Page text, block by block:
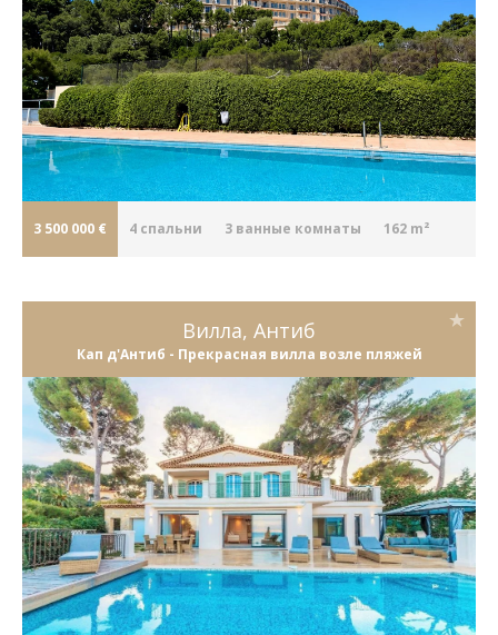
3 500 000 € 4 cпальни 3 ванные комнаты 162 m²
Вилла, Антиб
Кап д'Антиб - Прекрасная вилла возле пляжей